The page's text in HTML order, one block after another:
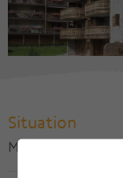
Situation
Morgins,